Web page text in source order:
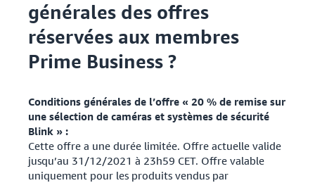
générales des offres
réservées aux membres
Prime Business ?
Conditions générales de l’offre « 20 % de remise sur
une sélection de caméras et systèmes de sécurité
Blink » :
Cette offre a une durée limitée. Offre actuelle valide
jusqu’au 31/12/2021 à 23h59 CET. Offre valable
uniquement pour les produits vendus par